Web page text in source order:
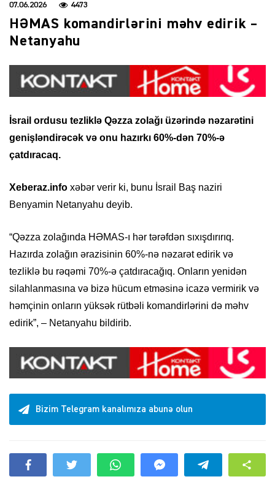
07.06.2026 4473
HƏMAS komandirlərini məhv edirik –
Netanyahu
İsrail ordusu tezliklə Qəzza zolağı üzərində nəzarətini
genişləndirəcək və onu hazırkı 60%-dən 70%-ə
çatdıracaq.
Xeberaz.info xəbər verir ki, bunu İsrail Baş naziri
Benyamin Netanyahu deyib.
“Qəzza zolağında HƏMAS-ı hər tərəfdən sıxışdırırıq.
Hazırda zolağın ərazisinin 60%-nə nəzarət edirik və
tezliklə bu rəqəmi 70%-ə çatdıracağıq. Onların yenidən
silahlanmasına və bizə hücum etməsinə icazə vermirik və
həmçinin onların yüksək rütbəli komandirlərini də məhv
edirik”, – Netanyahu bildirib.
Bizim Telegram kanalımıza abunə olun